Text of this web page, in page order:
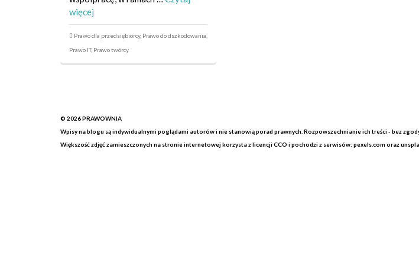
więcej
Prawo dla przedsiębiorcy, Prawo do dszkodowania
Prawo IT, Prawo twórcy
© 2026PRAWOWNIA
Wpisy na blogu są indywidualnymi poglądami autorów i nie stanowią porad prawnych. Rozpowszechnianie ich treści - bez
Większość zdjęć zamieszczonych na stronie internetowej korzysta z licencji CCO i pochodzi z serwisów: pexels.com oraz